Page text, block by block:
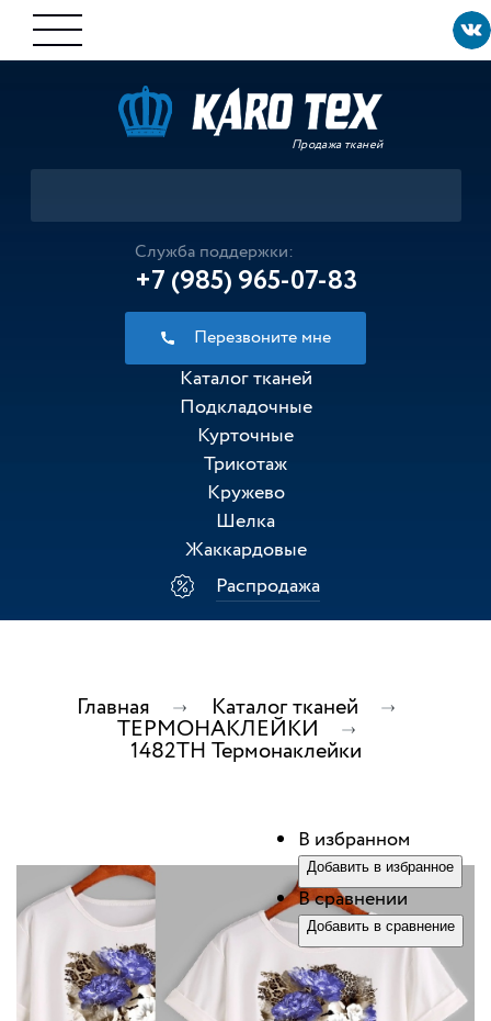
Продажа тканей
Служба поддержки:
+7 (985) 965-07-83
Перезвоните мне
Каталог тканей
Подкладочные
Курточные
Трикотаж
Кружево
Шелка
Жаккардовые
Распродажа
Главная Каталог тканей
ТЕРМОНАКЛЕЙКИ
1482ТН Термонаклейки
В избранном
Добавить в избранное
В сравнении
Добавить в сравнение